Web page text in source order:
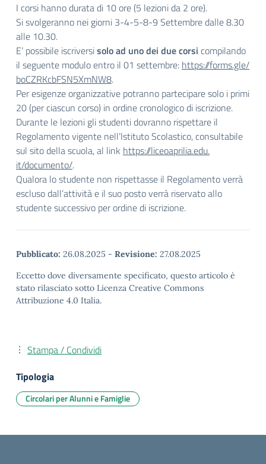
I corsi hanno durata di 10 ore (5 lezioni da 2 ore).
Si svolgeranno nei giorni 3-4-5-8-9 Settembre dalle 8.30
alle 10.30.
E’ possibile iscriversisolo ad uno dei due corsi compilando
il seguente modulo entro il 01 settembre: https://forms.gle/
boCZRKcbFSN5XmNW8.
Per esigenze organizzative potranno partecipare solo i primi
20 (per ciascun corso) in ordine cronologico di iscrizione.
Durante le lezioni gli studenti dovranno rispettare il
Regolamento vigente nell’Istituto Scolastico, consultabile
sul sito della scuola, al link https://liceoaprilia.edu.
it/documento/.
Qualora lo studente non rispettasse il Regolamento verrà
escluso dall’attività e il suo posto verrà riservato allo
studente successivo per ordine di iscrizione.
Pubblicato: 26.08.2025 - Revisione: 27.08.2025
Eccetto dove diversamente specificato, questo articolo è
stato rilasciato sotto Licenza Creative Commons
Attribuzione 4.0 Italia.
Stampa / Condividi
Tipologia
Circolari per Alunni e Famiglie